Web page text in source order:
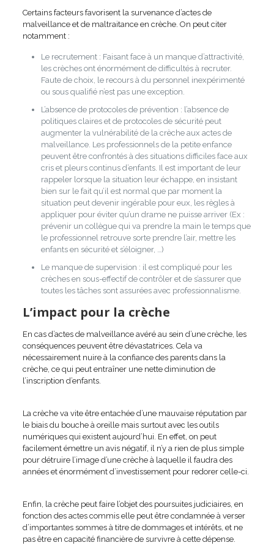
Certains facteurs favorisent la survenance d’actes de
malveillance et de maltraitance en crèche. On peut citer
notamment :
Le recrutement : Faisant face à un manque d’attractivité,
les crèches ont énormément de difficultés à recruter.
Faute de choix, le recours à du personnel inexpérimenté
ou sous qualifié n’est pas une exception.
L’absence de protocoles de prévention : l’absence de
politiques claires et de protocoles de sécurité peut
augmenter la vulnérabilité de la crèche aux actes de
malveillance. Les professionnels de la petite enfance
peuvent être confrontés à des situations difficiles face aux
cris et pleurs continus d’enfants. Il est important de leur
rappeler lorsque la situation leur échappe, en insistant
bien sur le fait qu’il est normal que par moment la
situation peut devenir ingérable pour eux, les règles à
appliquer pour éviter qu’un drame ne puisse arriver (Ex :
prévenir un collègue qui va prendre la main le temps que
le professionnel retrouve sorte prendre l’air, mettre les
enfants en sécurité et s’éloigner, …)
Le manque de supervision : il est compliqué pour les
crèches en sous-effectif de contrôler et de s’assurer que
toutes les tâches sont assurées avec professionnalisme.
L’impact pour la crèche
En cas d’actes de malveillance avéré au sein d’une crèche, les
conséquences peuvent être dévastatrices. Cela va
nécessairement nuire à la confiance des parents dans la
crèche, ce qui peut entraîner une nette diminution de
l’inscription d’enfants.
La crèche va vite être entachée d’une mauvaise réputation par
le biais du bouche à oreille mais surtout avec les outils
numériques qui existent aujourd’hui. En effet, on peut
facilement émettre un avis négatif, il n’y a rien de plus simple
pour détruire l’image d’une crèche à laquelle il faudra des
années et énormément d’investissement pour redorer celle-ci.
Enfin, la crèche peut faire l’objet des poursuites judiciaires, en
fonction des actes commis elle peut être condamnée à verser
d’importantes sommes à titre de dommages et intérêts, et ne
pas être en capacité financière de survivre à cette dépense.